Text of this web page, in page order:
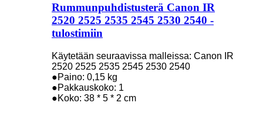
Rummunpuhdistusterä Canon IR
2520 2525 2535 2545 2530 2540 -
tulostimiin
Käytetään seuraavissa malleissa: Canon IR
2520 2525 2535 2545 2530 2540
●Paino: 0,15 kg
●Pakkauskoko: 1
●Koko: 38 * 5 * 2 cm